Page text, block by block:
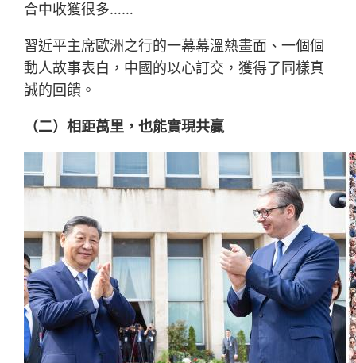
合中收獲很多……
習近平主席歐洲之行的一幕幕溫熱畫面、一個個
動人故事表白，中國的以心訂交，獲得了同樣真
誠的回饋。
（二）相距萬里，也能實現共贏